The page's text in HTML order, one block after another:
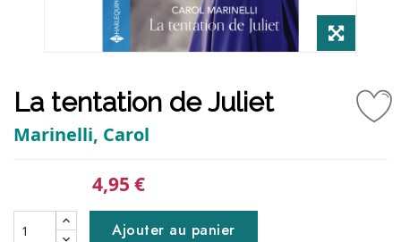
La tentation de Juliet
Marinelli, Carol
4,95 €
Ajouter au panier